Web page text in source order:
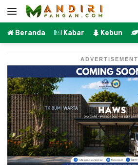
Langsung
Beranda Kabar Kebun
ADVERTISEMENT